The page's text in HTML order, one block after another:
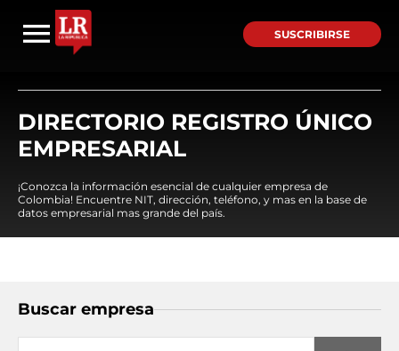
SUSCRIBIRSE
DIRECTORIO REGISTRO ÚNICO
EMPRESARIAL
¡Conozca la información esencial de cualquier empresa de
Colombia! Encuentre NIT, dirección, teléfono, y mas en la base de
datos empresarial mas grande del país.
Buscar empresa